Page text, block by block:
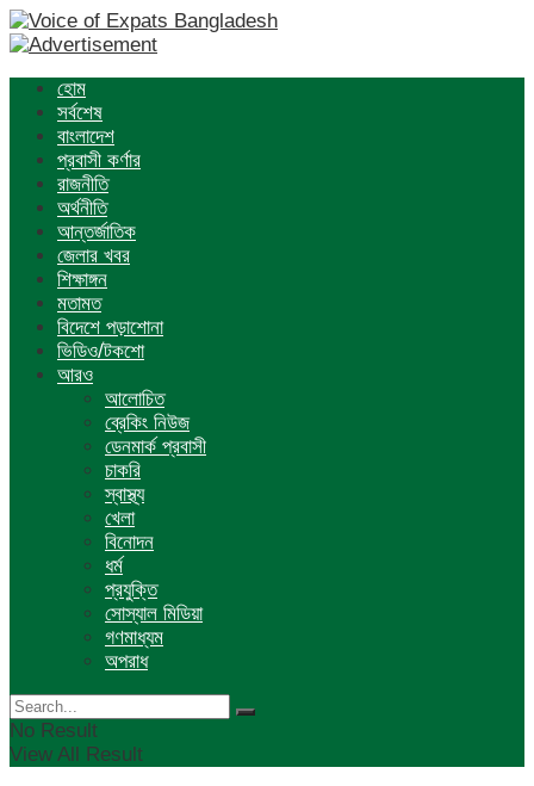
হোম
সর্বশেষ
বাংলাদেশ
প্রবাসী কর্ণার
রাজনীতি
অর্থনীতি
আন্তর্জাতিক
জেলার খবর
শিক্ষাঙ্গন
মতামত
বিদেশে পড়াশোনা
ভিডিও/টকশো
আরও
আলোচিত
ব্রেকিং নিউজ
ডেনমার্ক প্রবাসী
চাকরি
স্বাস্থ্য
খেলা
বিনোদন
ধর্ম
প্রযুক্তি
সোস্যাল মিডিয়া
গণমাধ্যম
অপরাধ
No Result
View All Result